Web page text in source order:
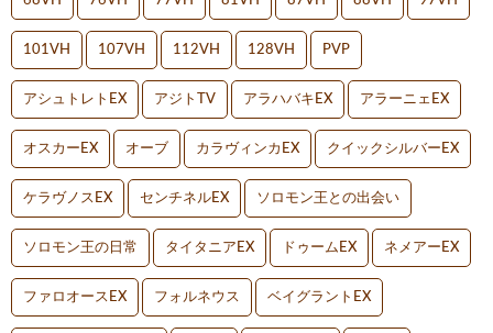
101VH 107VH 112VH 128VH PVP
アシュトレトEX アジトTV アラハバキEX アラーニェEX
オスカーEX オーブ カラヴィンカEX クイックシルバーEX
ケラヴノスEX センチネルEX ソロモン王との出会い
ソロモン王の日常 タイタニアEX ドゥームEX ネメアーEX
ファロオースEX フォルネウス ベイグラントEX